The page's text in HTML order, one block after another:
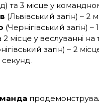
та 3 місце у
(Львівський загін) – 2
(Чернігівський загін)
2 місце у веслуванні
загін) – 2
секунд.